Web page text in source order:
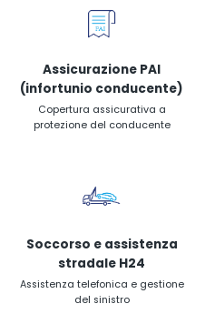
Assicurazione PAI
(infortunio conducente)
Copertura assicurativa a
protezione del conducente
Soccorso e assistenza
stradale H24
Assistenza telefonica e gestione
del sinistro